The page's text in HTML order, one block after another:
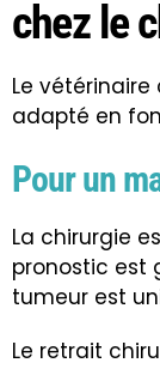
chez le
Le
adapté en
Pour un
La chirurgie
pronostic est
tumeur est
Le retrait